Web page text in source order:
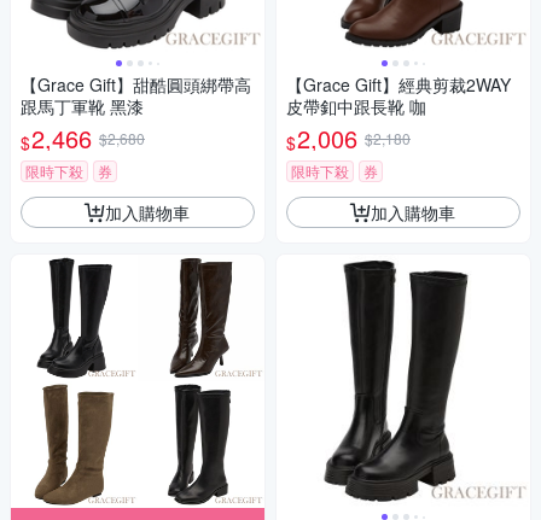
【Grace Gift】甜酷圓頭綁帶高
跟馬丁軍靴 黑漆
$2,466 $2,680
限時下殺
券
加入購物車
【Grace Gift】經典剪裁2WAY
皮帶釦中跟長靴 咖
$2,006 $2,180
限時下殺
券
加入購物車